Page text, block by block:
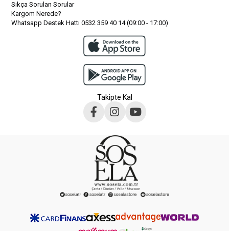
Sıkça Sorulan Sorular
Kargom Nerede?
Whatsapp Destek Hattı 0532 359 40 14 (09:00 - 17:00)
Takipte Kal